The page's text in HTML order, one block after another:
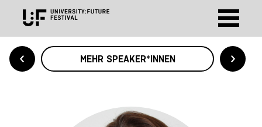
MEHR SPEAKER*INNEN